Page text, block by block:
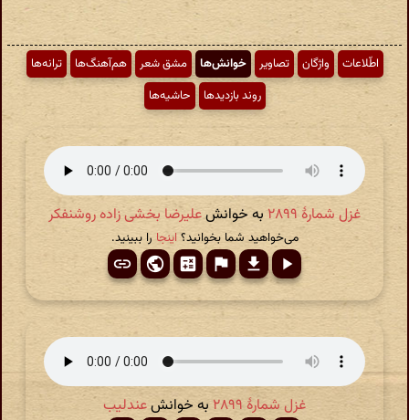
اطّلاعات واژگان تصاویر خوانش‌ها مشق شعر هم‌آهنگ‌ها
ترانه‌ها
روند بازدیدها
حاشیه‌ها
غزل شمارهٔ ۲۸۹۹ به خوانشعلیرضا بخشی زاده روشنفکر
می‌خواهید شما بخوانید؟اینجا را ببینید.
غزل شمارهٔ ۲۸۹۹ به خوانشعندلیب